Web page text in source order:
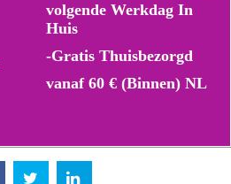
volgende Werkdag In
Huis
-Gratis Thuisbezorgd
vanaf 60 € (Binnen) NL